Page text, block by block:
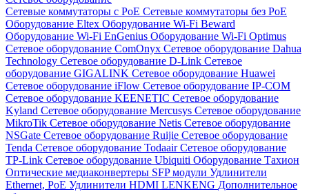
Сетевые коммутаторы с РоЕ Сетевые коммутаторы без РоЕ
Оборудование Eltex Оборудование Wi-Fi Beward
Оборудование Wi-Fi EnGenius Оборудование Wi-Fi Optimus
Сетевое оборудование ComOnyx Сетевое оборудование Dahua
Technology Сетевое оборудование D-Link Сетевое
оборудование GIGALINK Сетевое оборудование Huawei
Сетевое оборудование iFlow Сетевое оборудование IP-COM
Сетевое оборудование KEENETIC Сетевое оборудование
Kyland Сетевое оборудование Mercusys Сетевое оборудование
MikroTik Сетевое оборудование Netis Сетевое оборудование
NSGate Сетевое оборудование Ruijie Сетевое оборудование
Tenda Сетевое оборудование TodaairСетевое оборудование
TP-Link Сетевое оборудование Ubiquiti Оборудование Тахион
Оптические медиаконвертеры SFP модули Удлинители
Ethernet, PoE Удлинители HDMI LENKENG Дополнительное